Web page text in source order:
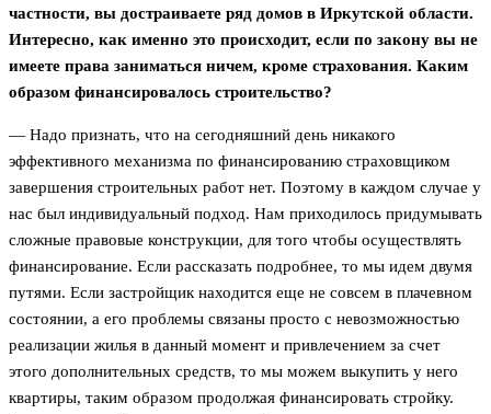
частности, вы достраиваете ряд домов в Иркутской области.
Интересно, как именно это происходит, если по закону вы не
имеете права заниматься ничем, кроме страхования. Каким
образом финансировалось строительство?
— Надо признать, что на сегодняшний день никакого
эффективного механизма по финансированию страховщиком
завершения строительных работ нет. Поэтому в каждом случае у
нас был индивидуальный подход. Нам приходилось придумывать
сложные правовые конструкции, для того чтобы осуществлять
финансирование. Если рассказать подробнее, то мы идем двумя
путями. Если застройщик находится еще не совсем в плачевном
состоянии, а его проблемы связаны просто с невозможностью
реализации жилья в данный момент и привлечением за счет
этого дополнительных средств, то мы можем выкупить у него
квартиры, таким образом продолжая финансировать стройку.